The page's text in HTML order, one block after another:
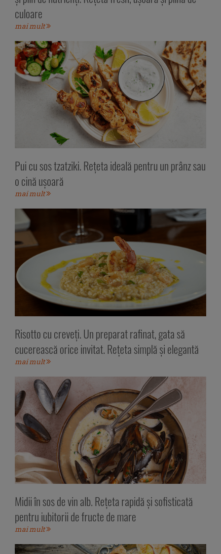
culoare
mai mult
Pui cu sos tzatziki. Rețeta ideală pentru un prânz sau
o cină ușoară
mai mult
Risotto cu creveți. Un preparat rafinat, gata să
cucerească orice invitat. Rețeta simplă și elegantă
mai mult
Midii în sos de vin alb. Rețeta rapidă și sofisticată
pentru iubitorii de fructe de mare
mai mult